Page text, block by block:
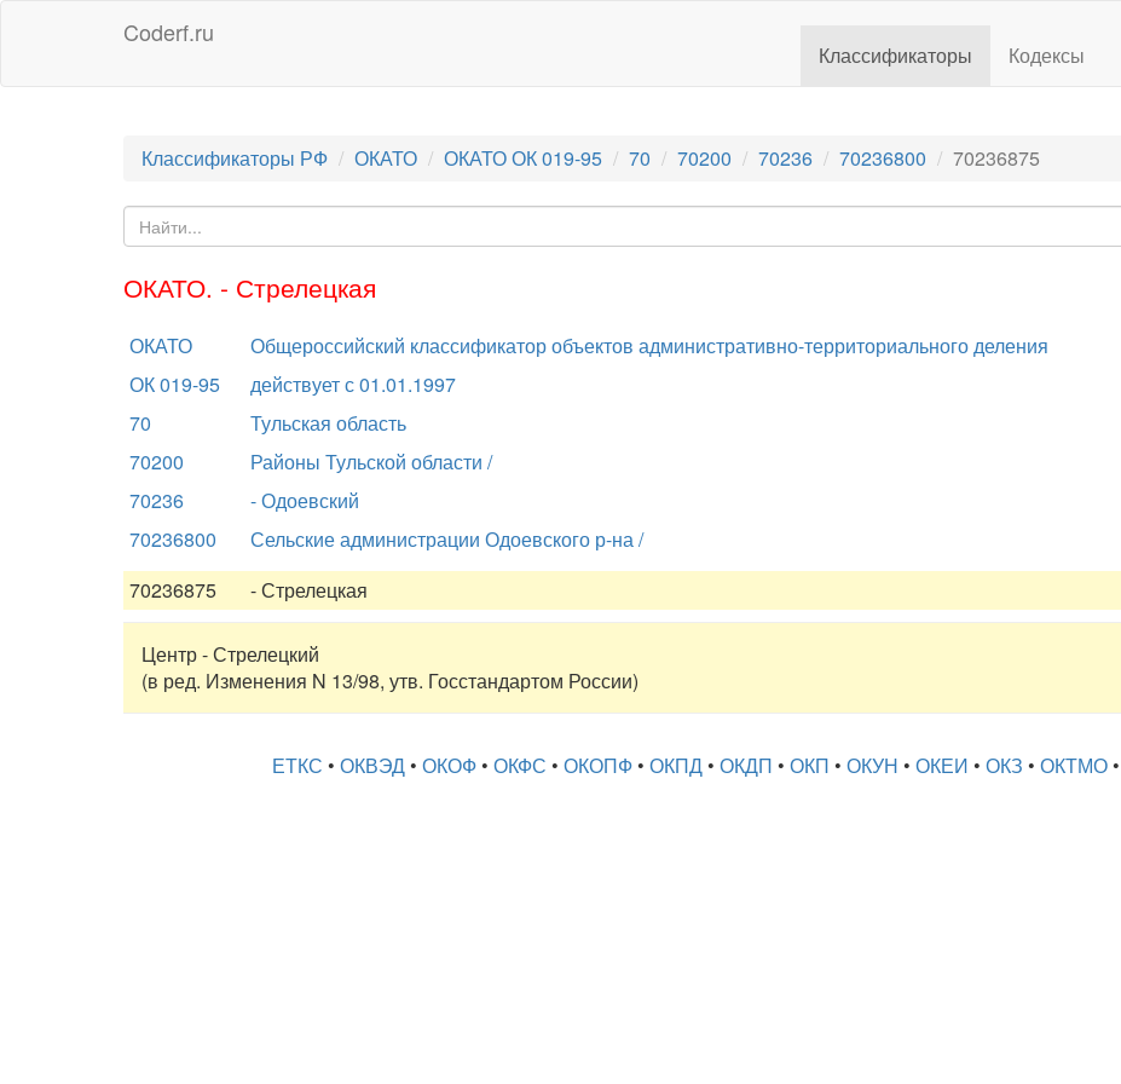
Coderf.ru
Классификаторы Кодексы
Классификаторы РФ ОКАТО ОКАТО ОК 019-95 70 70200 70236 70236800 70236875
ОКАТО. - Стрелецкая
ОКАТО
Общероссийский классификатор объектов административно-территориального деления
ОК 019-95
действует с 01.01.1997
70
Тульская область
70200
Районы Тульской области /
70236
- Одоевский
70236800
Сельские администрации Одоевского р-на /
70236875
- Стрелецкая
Центр - Стрелецкий
(в ред. Изменения N 13/98, утв. Госстандартом России)
ЕТКС • ОКВЭД• ОКОФ• ОКФС • ОКОПФ• ОКПД• ОКДП • ОКП • ОКУН • ОКЕИ • ОКЗ • ОКТМО•